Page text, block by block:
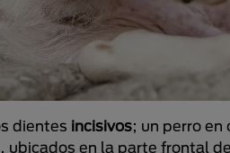
dientes incisivos; un perro
ubicados en la parte frontal